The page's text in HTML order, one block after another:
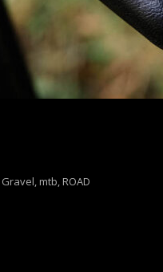
Gravel,mtb,ROAD